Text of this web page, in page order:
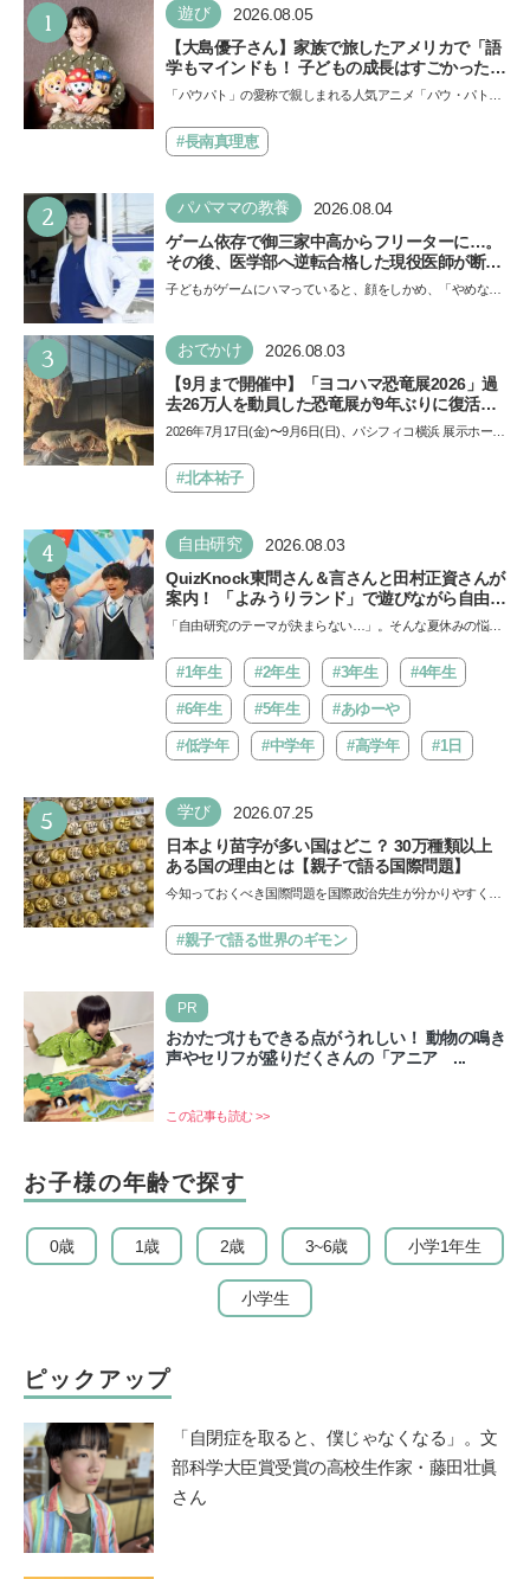
1 遊び 2026.08.05
【大島優子さん】家族で旅したアメリカで「語
学もマインドも！ 子どもの成長はすごかった」
声優をつとめた映画『パウ・パトロール ザ・ダ
できると子どもに知ってほしい
「パウパト」の愛称で親しまれる人気アニメ「パウ・パトロ
ザ…
#長南真理恵
2 パパママの教養 2026.08.04
ゲーム依存で御三家中高からフリーターに…。
その後、医学部へ逆転合格した現役医師が断言
「ゲームの経験が受験勉強に役立った」そう考
子どもがゲームにハマっていると、顔をしかめ、「やめなさ
い…
3 おでかけ 2026.08.03
【9月まで開催中】「ヨコハマ恐竜展2026」過
去26万人を動員した恐竜展が9年ぶりに復活！
夏休みのおでかけで楽しむポイントを完全ガイ
2026年7月17日(金)〜9月6日(日)、パシフィコ横浜 展示ホール
催…
#北本祐子
4 自由研究 2026.08.03
QuizKnock東問さん＆言さんと田村正資さんが
案内！ 「よみうりランド」で遊びながら自由研
究が進む期間限定イベントが開催
「自由研究のテーマが決まらない…」。そんな夏休みの悩み
バ!!…
#1年生 #2年生 #3年生 #4年生
#6年生 #5年生 #あゆーや
#低学年 #中学年 #高学年 #1日
5 学び 2026.07.25
日本より苗字が多い国はどこ？ 30万種類以上
ある国の理由とは【親子で語る国際問題】
今知っておくべき国際問題を国際政治先生が分かりやすく解
類…
#親子で語る世界のギモン
PR
おかたづけもできる点がうれしい！ 動物の鳴き
声やセリフが盛りだくさんの「アニア ...
この記事も読む >>
お子様の年齢で探す
0歳 1歳 2歳 3~6歳 小学1年生
小学生
ピックアップ
「自閉症を取ると、僕じゃなくなる」。文
部科学大臣賞受賞の高校生作家・藤田壮眞
さん